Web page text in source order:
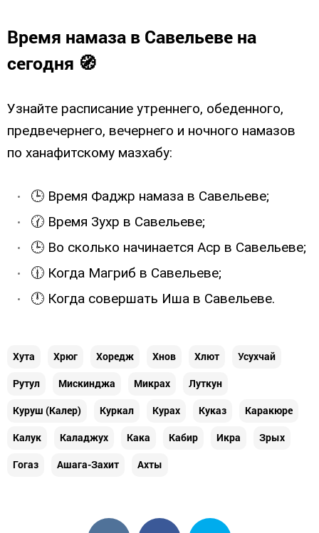
Время намаза в Савельеве на
сегодня 🧭
Узнайте расписание утреннего, обеденного,
предвечернего, вечернего и ночного намазов
по ханафитскому мазхабу:
🕒 Время Фаджр намаза в Савельеве;
🕜 Время Зухр в Савельеве;
🕒 Во сколько начинается Аср в Савельеве;
🕧 Когда Магриб в Савельеве;
🕛 Когда совершать Иша в Савельеве.
Хута Хрюг Хоредж Хнов Хлют
Усухчай
Рутул
Мискинджа Микрах
Луткун
Куруш (Калер)
Куркал Курах Куказ
Каракюре
Калук
Каладжух Кака Кабир Икра
Зрых
Гогаз
Ашага-Захит Ахты